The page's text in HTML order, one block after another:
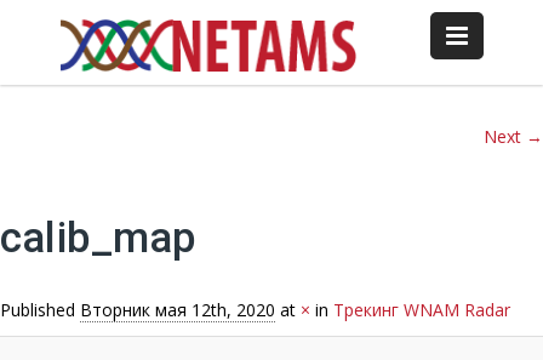
Next →
calib_map
Published Вторник мая 12th, 2020 at × in Трекинг WNAM Radar